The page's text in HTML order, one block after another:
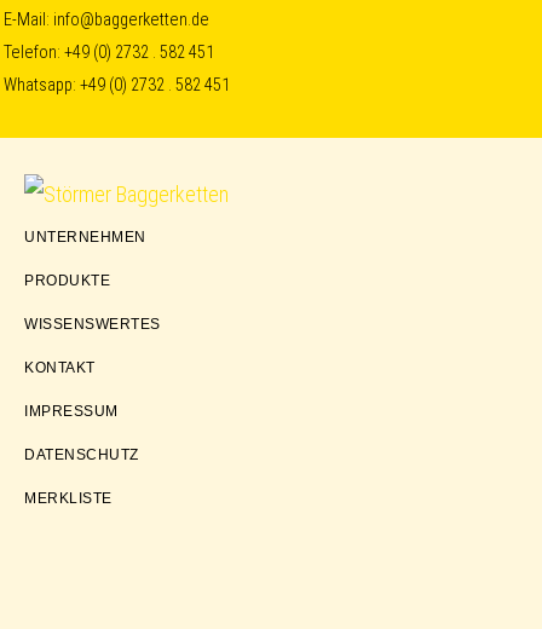
Skip
to
primary
navigation
Skip
to
content
Skip
to
E-Mail: info@baggerketten.de
Telefon:+49 (0) 2732 . 582 451
Whatsapp:+49 (0) 2732 . 582 451
Störmer
UNTERNEHMEN
PRODUKTE
WISSENSWERTES
KONTAKT
IMPRESSUM
DATENSCHUTZ
MERKLISTE